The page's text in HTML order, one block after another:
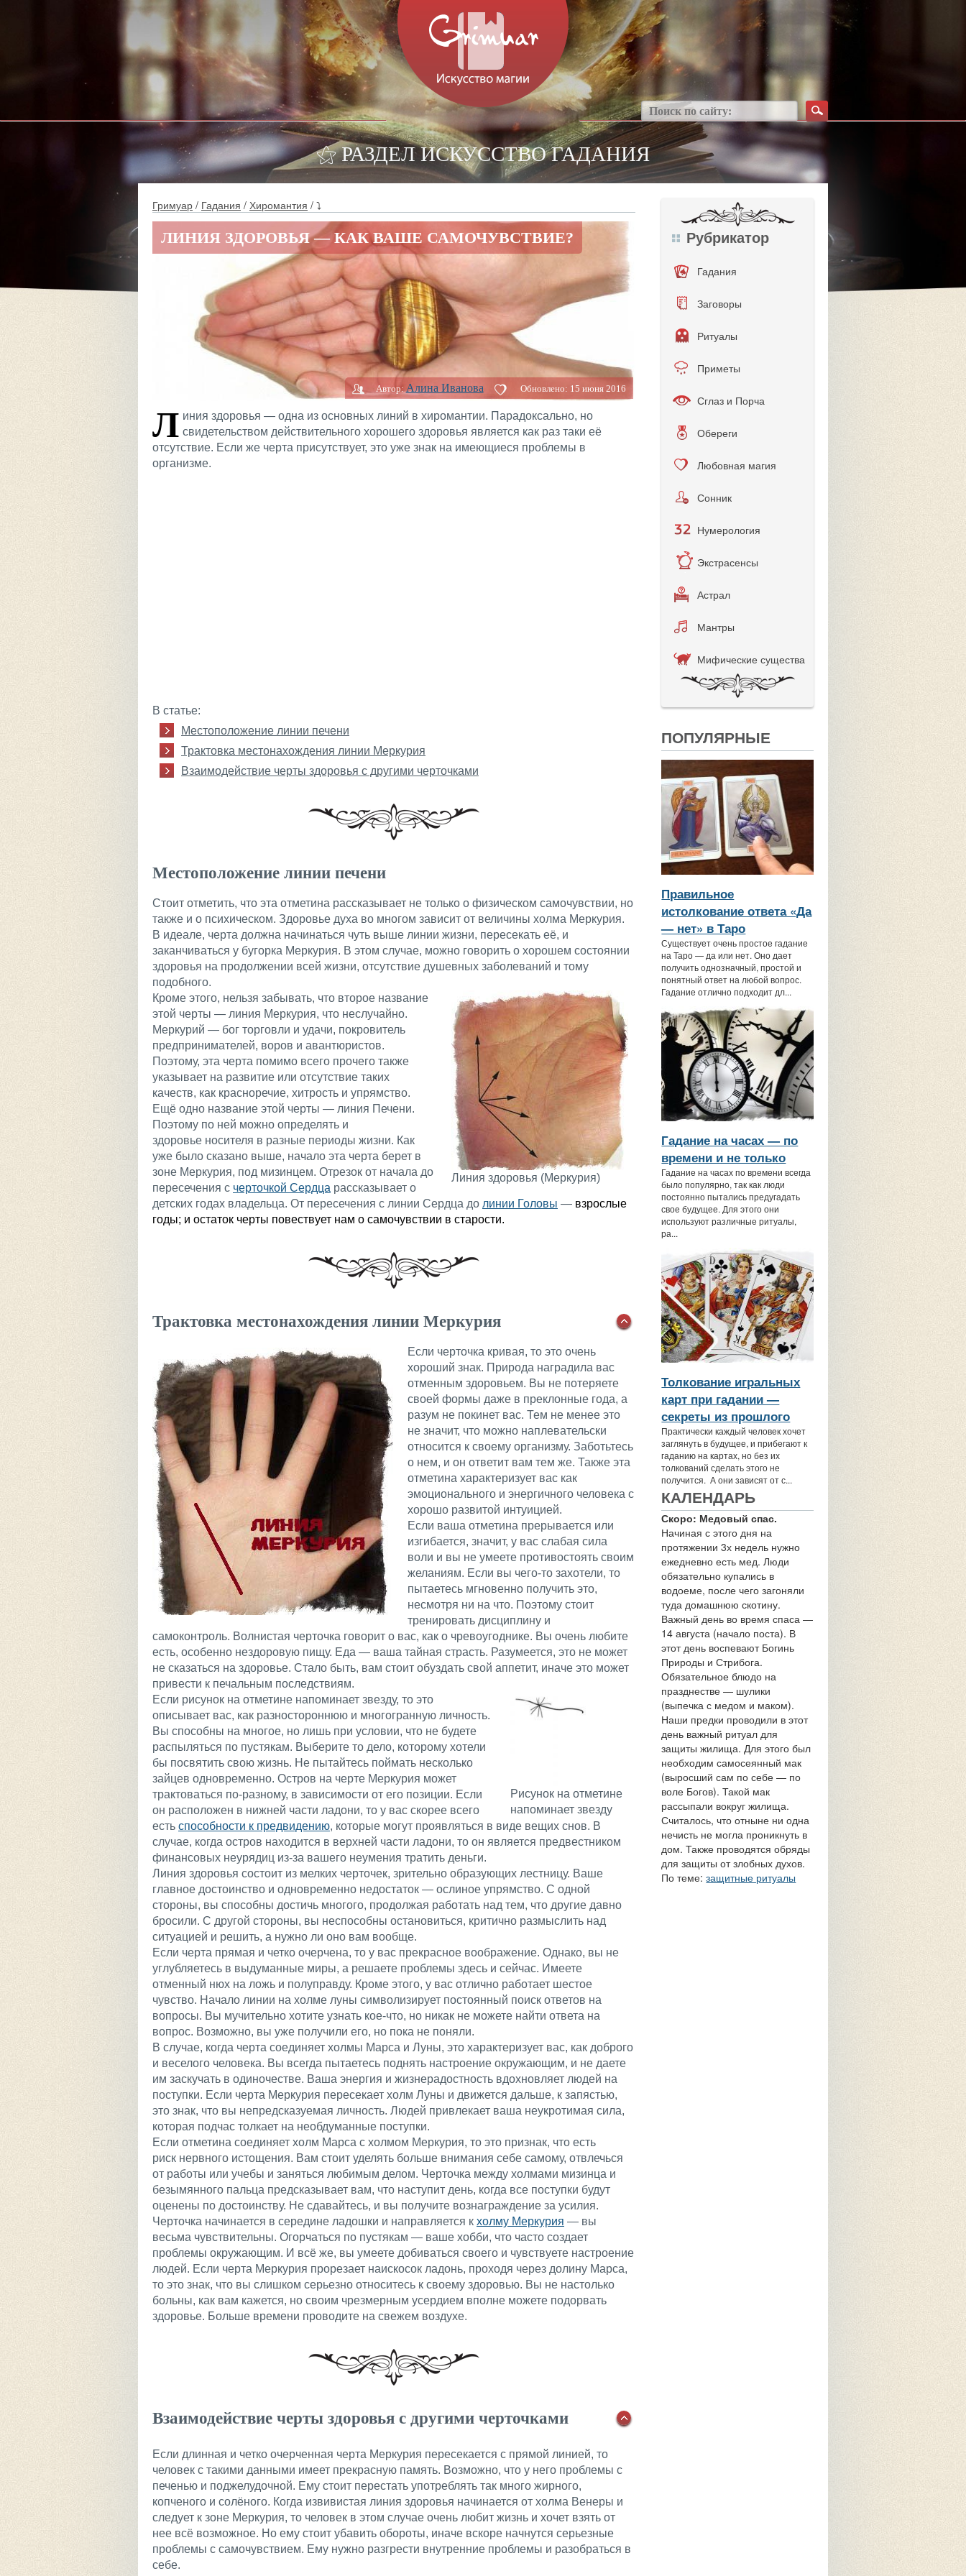
⚝ РАЗДЕЛ ИСКУССТВО ГАДАНИЯ
Гримуар / Гадания / Хиромантия / ⤵
ЛИНИЯ ЗДОРОВЬЯ — КАК ВАШЕ САМОЧУВСТВИЕ?
Автор: Алина Иванова Обновлено: 15 июня 2016
Л иния здоровья — одна из основных линий в хиромантии. Парадоксально, но
свидетельством действительного хорошего здоровья является как раз таки её
отсутствие. Если же черта присутствует, это уже знак на имеющиеся проблемы в
организме.
В статье:
Местоположение линии печени
Трактовка местонахождения линии Меркурия
Взаимодействие черты здоровья с другими черточками
Местоположение линии печени
Стоит отметить, что эта отметина рассказывает не только о физическом самочувствии, но
также и о психическом. Здоровье духа во многом зависит от величины холма Меркурия.
В идеале, черта должна начинаться чуть выше линии жизни, пересекать её, и
заканчиваться у бугорка Меркурия. В этом случае, можно говорить о хорошем состоянии
здоровья на продолжении всей жизни, отсутствие душевных заболеваний и тому
подобного.
Линия здоровья (Меркурия)
Кроме этого, нельзя забывать, что второе название
этой черты — линия Меркурия, что неслучайно.
Меркурий — бог торговли и удачи, покровитель
предпринимателей, воров и авантюристов.
Поэтому, эта черта помимо всего прочего также
указывает на развитие или отсутствие таких
качеств, как красноречие, хитрость и упрямство.
Ещё одно название этой черты — линия Печени.
Поэтому по ней можно определять и
здоровье носителя в разные периоды жизни. Как
уже было сказано выше, начало эта черта берет в
зоне Меркурия, под мизинцем. Отрезок от начала до
пересечения с черточкой Сердца рассказывает о
детских годах владельца. От пересечения с линии Сердца до линии Головы — взрослые
годы; и остаток черты повествует нам о самочувствии в старости.
Трактовка местонахождения линии Меркурия
Если черточка кривая, то это очень
хороший знак. Природа наградила вас
отменным здоровьем. Вы не потеряете
своей формы даже в преклонные года, а
разум не покинет вас. Тем не менее это
не значит, что можно наплевательски
относится к своему организму. Заботьтесь
о нем, и он ответит вам тем же. Также эта
отметина характеризует вас как
эмоционального и энергичного человека с
хорошо развитой интуицией.
Если ваша отметина прерывается или
изгибается, значит, у вас слабая сила
воли и вы не умеете противостоять своим
желаниям. Если вы чего-то захотели, то
пытаетесь мгновенно получить это,
несмотря ни на что. Поэтому стоит
тренировать дисциплину и
самоконтроль. Волнистая черточка говорит о вас, как о чревоугоднике. Вы очень любите
есть, особенно нездоровую пищу. Еда — ваша тайная страсть. Разумеется, это не может
не сказаться на здоровье. Стало быть, вам стоит обуздать свой аппетит, иначе это может
привести к печальным последствиям.
Рисунок на отметине
напоминает звезду
Если рисунок на отметине напоминает звезду, то это
описывает вас, как разностороннюю и многогранную личность.
Вы способны на многое, но лишь при условии, что не будете
распыляться по пустякам. Выберите то дело, которому хотели
бы посвятить свою жизнь. Не пытайтесь поймать несколько
зайцев одновременно. Остров на черте Меркурия может
трактоваться по-разному, в зависимости от его позиции. Если
он расположен в нижней части ладони, то у вас скорее всего
есть способности к предвидению, которые могут проявляться в виде вещих снов. В
случае, когда остров находится в верхней части ладони, то он является предвестником
финансовых неурядиц из-за вашего неумения тратить деньги.
Линия здоровья состоит из мелких черточек, зрительно образующих лестницу. Ваше
главное достоинство и одновременно недостаток — ослиное упрямство. С одной
стороны, вы способны достичь многого, продолжая работать над тем, что другие давно
бросили. С другой стороны, вы неспособны остановиться, критично размыслить над
ситуацией и решить, а нужно ли оно вам вообще.
Если черта прямая и четко очерчена, то у вас прекрасное воображение. Однако, вы не
углубляетесь в выдуманные миры, а решаете проблемы здесь и сейчас. Имеете
отменный нюх на ложь и полуправду. Кроме этого, у вас отлично работает шестое
чувство. Начало линии на холме луны символизирует постоянный поиск ответов на
вопросы. Вы мучительно хотите узнать кое-что, но никак не можете найти ответа на
вопрос. Возможно, вы уже получили его, но пока не поняли.
В случае, когда черта соединяет холмы Марса и Луны, это характеризует вас, как доброго
и веселого человека. Вы всегда пытаетесь поднять настроение окружающим, и не даете
им заскучать в одиночестве. Ваша энергия и жизнерадостность вдохновляет людей на
поступки. Если черта Меркурия пересекает холм Луны и движется дальше, к запястью,
это знак, что вы непредсказуемая личность. Людей привлекает ваша неукротимая сила,
которая подчас толкает на необдуманные поступки.
Если отметина соединяет холм Марса с холмом Меркурия, то это признак, что есть
риск нервного истощения. Вам стоит уделять больше внимания себе самому, отвлечься
от работы или учебы и заняться любимым делом. Черточка между холмами мизинца и
безымянного пальца предсказывает вам, что наступит день, когда все поступки будут
оценены по достоинству. Не сдавайтесь, и вы получите вознаграждение за усилия.
Черточка начинается в середине ладошки и направляется к холму Меркурия — вы
весьма чувствительны. Огорчаться по пустякам — ваше хобби, что часто создает
проблемы окружающим. И всё же, вы умеете добиваться своего и чувствуете настроение
людей. Если черта Меркурия прорезает наискосок ладонь, проходя через долину Марса,
то это знак, что вы слишком серьезно относитесь к своему здоровью. Вы не настолько
больны, как вам кажется, но своим чрезмерным усердием вполне можете подорвать
здоровье. Больше времени проводите на свежем воздухе.
Взаимодействие черты здоровья с другими черточками
Если длинная и четко очерченная черта Меркурия пересекается с прямой линией, то
человек с такими данными имеет прекрасную память. Возможно, что у него проблемы с
печенью и поджелудочной. Ему стоит перестать употреблять так много жирного,
копченого и солёного. Когда извивистая линия здоровья начинается от холма Венеры и
следует к зоне Меркурия, то человек в этом случае очень любит жизнь и хочет взять от
нее всё возможное. Но ему стоит убавить обороты, иначе вскоре начнутся серьезные
проблемы с самочувствием. Ему нужно разгрести внутренние проблемы и разобраться в
себе.
Рубрикатор
Гадания
Заговоры
Ритуалы
Приметы
Сглаз и Порча
Обереги
Любовная магия
Сонник
Нумерология
Экстрасенсы
Астрал
Мантры
Мифические существа
ПОПУЛЯРНЫЕ
Правильное
истолкование ответа «Да
— нет» в Таро
Существует очень простое гадание
на Таро — да или нет. Оно дает
получить однозначный, простой и
понятный ответ на любой вопрос.
Гадание отлично подходит дл...
Гадание на часах — по
времени и не только
Гадание на часах по времени всегда
было популярно, так как люди
постоянно пытались предугадать
свое будущее. Для этого они
используют различные ритуалы,
ра...
Толкование игральных
карт при гадании —
секреты из прошлого
Практически каждый человек хочет
заглянуть в будущее, и прибегают к
гаданию на картах, но без их
толкований сделать этого не
получится. А они зависят от с...
КАЛЕНДАРЬ
Скоро: Медовый спас.
Начиная с этого дня на
протяжении 3х недель нужно
ежедневно есть мед. Люди
обязательно купались в
водоеме, после чего загоняли
туда домашнюю скотину.
Важный день во время спаса —
14 августа (начало поста). В
этот день воспевают Богинь
Природы и Стрибога.
Обязательное блюдо на
празднестве — шулики
(выпечка с медом и маком).
Наши предки проводили в этот
день важный ритуал для
защиты жилища. Для этого был
необходим самосеянный мак
(выросший сам по себе — по
воле Богов). Такой мак
рассыпали вокруг жилища.
Считалось, что отныне ни одна
нечисть не могла проникнуть в
дом. Также проводятся обряды
для защиты от злобных духов.
По теме:защитные ритуалы